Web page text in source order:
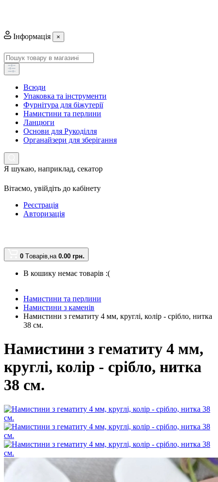
Інформація ×
Всюди
Упаковка та інструменти
Фурнітура для біжутерії
Намистини та перлини
Ланцюги
Основи для Рукоділля
Органайзери для зберігання
Я шукаю, наприклад, секатор
Вітаємо, увійдіть до кабінету
Реєстрація
Авторизація
0 Tоварів,на 0.00 грн.
В кошику немає товарів :(
Намистини та перлини
Намистини з каменів
Намистини з гематиту 4 мм, круглі, колір - срібло, нитка
38 см.
Намистини з гематиту 4 мм,
круглі, колір - срібло, нитка
38 см.